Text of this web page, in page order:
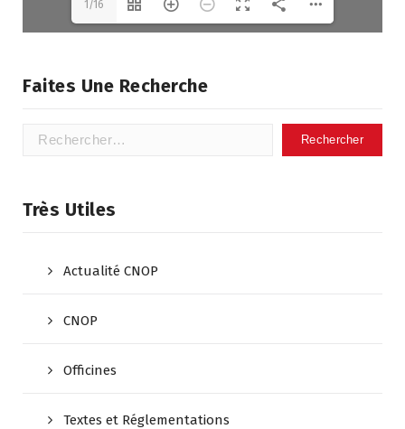
1/16
Faites Une Recherche
Très Utiles
Actualité CNOP
CNOP
Officines
Textes et Réglementations